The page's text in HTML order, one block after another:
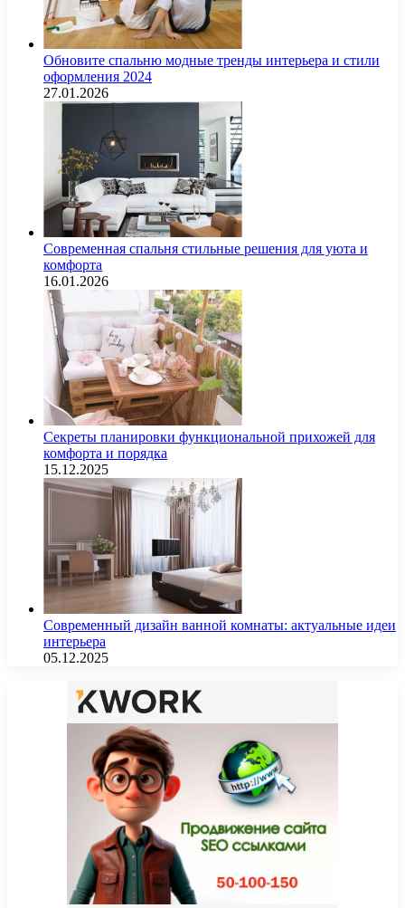
Обновите спальню модные тренды интерьера и стили
оформления 2024
27.01.2026
Современная спальня стильные решения для уюта и
комфорта
16.01.2026
Секреты планировки функциональной прихожей для
комфорта и порядка
15.12.2025
Современный дизайн ванной комнаты: актуальные идеи
интерьера
05.12.2025